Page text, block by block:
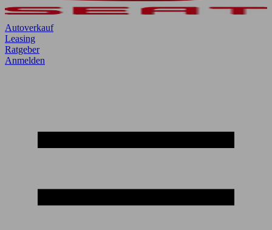
Autoverkauf
Leasing
Ratgeber
Anmelden